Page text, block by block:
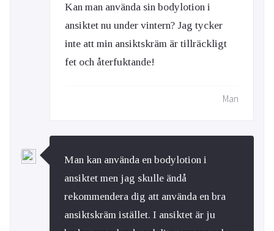
Kan man använda sin bodylotion i
ansiktet nu under vintern? Jag tycker
inte att min ansiktskräm är tillräckligt
fet och återfuktande!
Man
Man kan använda en bodylotion i
ansiktet men jag skulle ändå
rekommendera dig att använda en bra
ansiktskräm istället. I ansiktet är ju